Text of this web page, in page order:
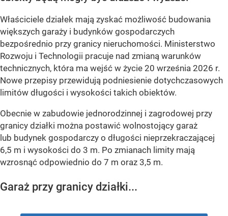
Właściciele działek mają zyskać możliwość budowania
większych garaży i budynków gospodarczych
bezpośrednio przy granicy nieruchomości. Ministerstwo
Rozwoju i Technologii pracuje nad zmianą warunków
technicznych, która ma wejść w życie 20 września 2026 r.
Nowe przepisy przewidują podniesienie dotychczasowych
limitów długości i wysokości takich obiektów.
Obecnie w zabudowie jednorodzinnej i zagrodowej przy
granicy działki można postawić wolnostojący garaż
lub budynek gospodarczy o długości nieprzekraczającej
6,5 m i wysokości do 3 m. Po zmianach limity mają
wzrosnąć odpowiednio do 7 m oraz 3,5 m.
Garaż przy granicy działki...